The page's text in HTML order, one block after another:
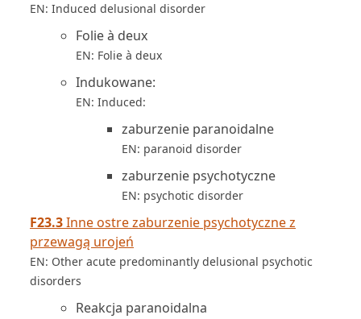
EN: Induced delusional disorder
Folie à deux
EN: Folie à deux
Indukowane:
EN: Induced:
zaburzenie paranoidalne
EN: paranoid disorder
zaburzenie psychotyczne
EN: psychotic disorder
F23.3Inne ostre zaburzenie psychotyczne z
przewagą urojeń
EN: Other acute predominantly delusional psychotic
disorders
Reakcja paranoidalna